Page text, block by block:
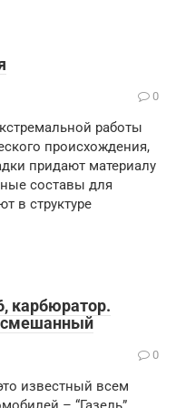
0
работы
происхождения,
придают материалу
составы для
в структуре
карбюратор.
смешанный
0
известный всем